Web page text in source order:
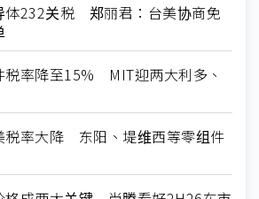
体232关税 郑丽君：台美协商免
税率降至15% MIT迎两大利多、
税率大降 东阳、堤维西等零组件